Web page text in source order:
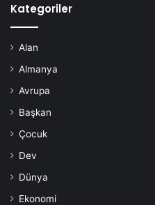
Kategoriler
Alan
Almanya
Avrupa
Başkan
Çocuk
Dev
Dünya
Ekonomi